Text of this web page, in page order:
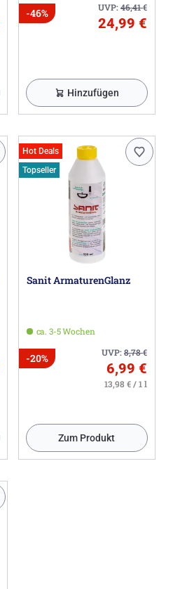
UVP:46,41€
-46%
24,99 €
Hinzufügen
Hot Deals
Topseller
Sanit ArmaturenGlanz
ca. 3-5 Wochen
UVP:8,78€
-20%
6,99 €
13,98 € / 1 l
Zum Produkt